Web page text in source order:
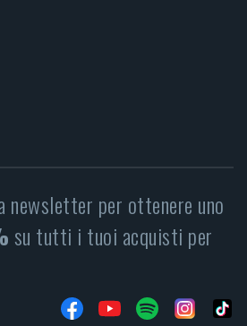
per ottenere uno
su tutti i tuoi acquisti per